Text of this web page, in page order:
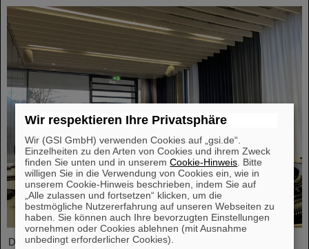
Die HEPTrepreneurs Training School, ein dreitägiger Workshop
Wir respektieren Ihre Privatsphäre
Wir (GSI GmbH) verwenden Cookies auf „gsi.de“.
Einzelheiten zu den Arten von Cookies und ihrem Zweck
finden Sie unten und in unseremCookie-Hinweis . Bitte
willigen Sie in die Verwendung von Cookies ein, wie in
unserem Cookie-Hinweis beschrieben, indem Sie auf
„Alle zulassen und fortsetzen“ klicken, um die
bestmögliche Nutzererfahrung auf unseren Webseiten zu
haben. Sie können auch Ihre bevorzugten Einstellungen
vornehmen oder Cookies ablehnen (mit Ausnahme
unbedingt erforderlicher Cookies).